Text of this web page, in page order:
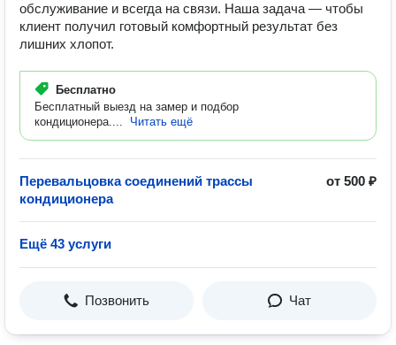
обслуживание и всегда на связи. Наша задача — чтобы
клиент получил готовый комфортный результат без
лишних хлопот.
Бесплатно
Бесплатный выезд на замер и подбор
кондиционера....
Читать ещё
Перевальцовка соединений трассы
кондиционера
от 500 ₽
Ещё 43 услуги
Позвонить Чат